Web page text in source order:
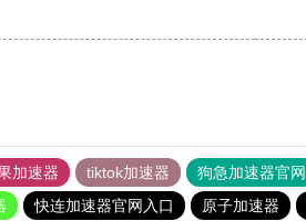
加速器 tiktok加速器 狗急加速器官网
快连加速器官网入口 原子加速器